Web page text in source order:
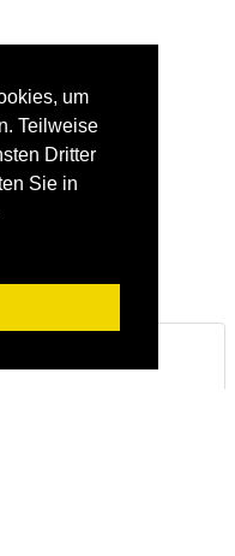
um
Teilweise
Dritter
Sie in